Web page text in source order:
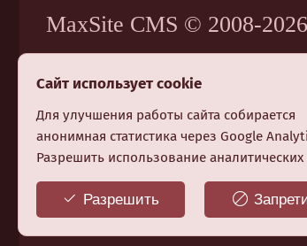
MaxSite CMS © 2008-2026
MaxSite CMS создана в 🇺🇦 Украине и
Система отлично подходит обычным
Контакты Условия
RSS
RSS комментарии
Работает на Albireo CMS Сайт
Legal copy of Albireo CMS
Сайт использует cookie
Для улучшения работы сайта собирается
анонимная статистика через Google
Разрешить использование аналитических
Разрешить